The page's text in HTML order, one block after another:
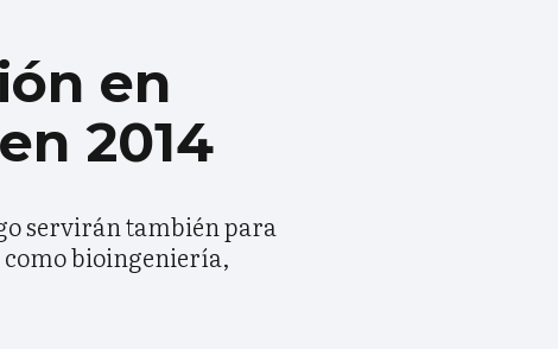
en
2014
servirán también para
como bioingeniería,